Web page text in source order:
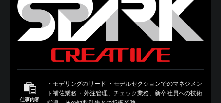
仕事内容
・モデリングのリード ・モデルセクションでのマネジメン
ト補佐業務 ・外注管理、チェック業務、新卒社員への技術